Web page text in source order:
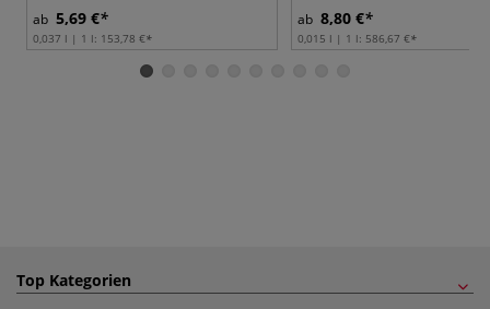
ab 5,69 €
0,037 l | 1 l: 153,78 €
ab 8,80 €
0,015 l | 1 l: 586,67 €
Top Kategorien